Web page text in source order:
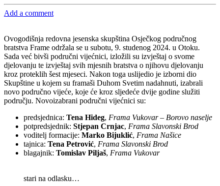
Add a comment
Ovogodišnja redovna jesenska skupština Osječkog područnog
bratstva Frame održala se u subotu, 9. studenog 2024. u Otoku.
Sada već bivši područni vijećnici, izložili su izvještaj o svome
djelovanju te izvještaj svih mjesnih bratstva o njihovu djelovanju
kroz proteklih šest mjeseci. Nakon toga uslijedio je izborni dio
Skupštine u kojem su framaši Duhom Svetim nadahnuti, izabrali
novo područno vijeće, koje će kroz sljedeće dvije godine služiti
području. Novoizabrani područni vijećnici su:
predsjednica: Tena Hideg, Frama Vukovar – Borovo naselje
potpredsjednik: Stjepan Crnjac, Frama Slavonski Brod
voditelj formacije: Marko Bijuklić, Frama Našice
tajnica: Tena Petrović, Frama Slavonski Brod
blagajnik: Tomislav Piljaš, Frama Vukovar
stari na odlasku…